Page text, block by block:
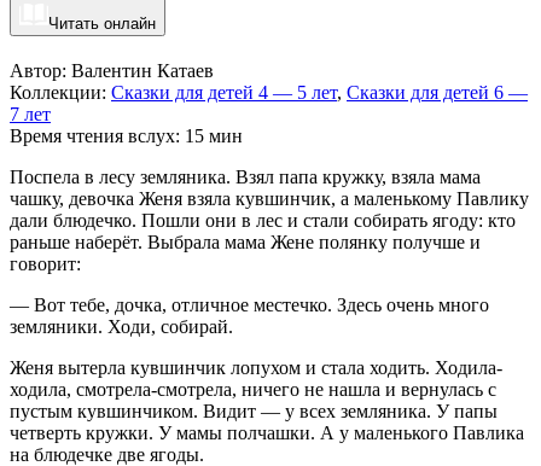
Читать онлайн
Автор: Валентин Катаев
Коллекции: Сказки для детей 4 — 5 лет, Сказки для детей 6 —
7 лет
Время чтения вслух: 15 мин
Поспела в лесу земляника. Взял папа кружку, взяла мама
чашку, девочка Женя взяла кувшинчик, а маленькому Павлику
дали блюдечко. Пошли они в лес и стали собирать ягоду: кто
раньше наберёт. Выбрала мама Жене полянку получше и
говорит:
— Вот тебе, дочка, отличное местечко. Здесь очень много
земляники. Ходи, собирай.
Женя вытерла кувшинчик лопухом и стала ходить. Ходила-
ходила, смотрела-смотрела, ничего не нашла и вернулась с
пустым кувшинчиком. Видит — у всех земляника. У папы
четверть кружки. У мамы полчашки. А у маленького Павлика
на блюдечке две ягоды.